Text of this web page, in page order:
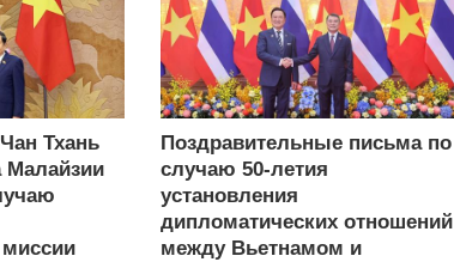
Тхань
Малайзии
Поздравительные письма по
случаю 50-летия
установления
дипломатических отношений
между Вьетнамом и